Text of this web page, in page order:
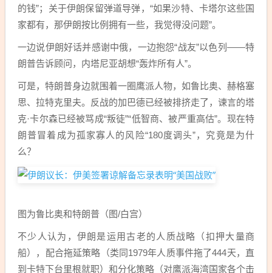
的钱”；关于伊朗保留弹道导弹，“如果沙特、卡塔尔这些国
家都有，那伊朗按比例拥有一些，我觉得没问题”。
一边说伊朗好话并感谢中俄，一边抱怨“战友”以色列——特
朗普告诉顾问，内塔尼亚胡想“轰炸所有人”。
可是，特朗普身边就围着一圈鹰派人物，如鲁比奥、赫格塞
思、拉特克里夫。反战的加巴德已经被排挤走了，谏言的塔
克·卡尔森已经被骂成“叛徒”“低智商、被严重高估”。现在特
朗普冒着成为孤家寡人的风险“180度调头”，究竟是为什
么？
图为鲁比奥和特朗普（图/白宫）
不少人认为，伊朗是运用古老的人质战略（扣押大量商
船），配合拖延策略（类同1979年人质事件拖了444天，直
到卡特下台里根就职）和分化策略（对鹰派海湾国家各个击